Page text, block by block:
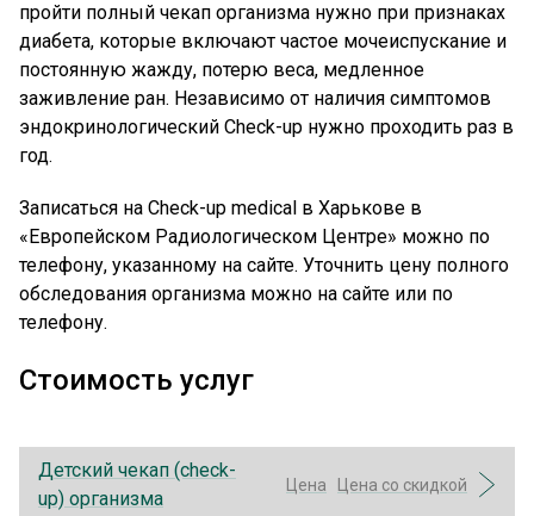
пройти полный чекап организма нужно при признаках
диабета, которые включают частое мочеиспускание и
постоянную жажду, потерю веса, медленное
заживление ран. Независимо от наличия симптомов
эндокринологический Check-up нужно проходить раз в
год.
Записаться на Check-up medical в Харькове в
«Европейском Радиологическом Центре» можно по
телефону, указанному на сайте. Уточнить цену полного
обследования организма можно на сайте или по
телефону.
Стоимость услуг
Детский чекап (check-
up) организма
Цена Цена со скидкой